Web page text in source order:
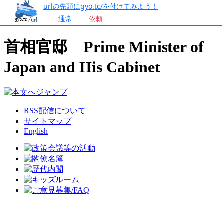
urlの先頭にgyo.tc/を付けてみよう！
通常
依頼